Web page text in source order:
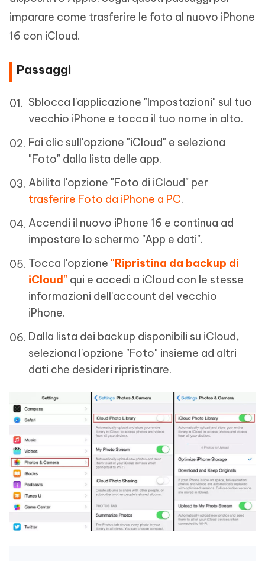
imparare come trasferire le foto al nuovo iPhone
16 con iCloud.
Passaggi
Sblocca l'applicazione "Impostazioni" sul tuo
vecchio iPhone e tocca il tuo nome in alto.
Fai clic sull'opzione "iCloud" e seleziona
"Foto" dalla lista delle app.
Abilita l'opzione "Foto di iCloud" per
trasferire Foto da iPhone a PC.
Accendi il nuovo iPhone 16 e continua ad
impostare lo schermo "App e dati".
Tocca l'opzione "Ripristina da backup di
iCloud" qui e accedi a iCloud con le stesse
informazioni dell'account del vecchio
iPhone.
Dalla lista dei backup disponibili su iCloud,
seleziona l'opzione "Foto" insieme ad altri
dati che desideri ripristinare.